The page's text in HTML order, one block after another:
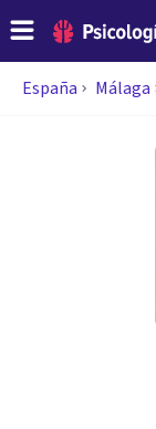
España Málaga